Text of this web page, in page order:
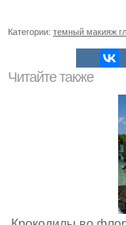
Категории: темный макияж
Читайте также